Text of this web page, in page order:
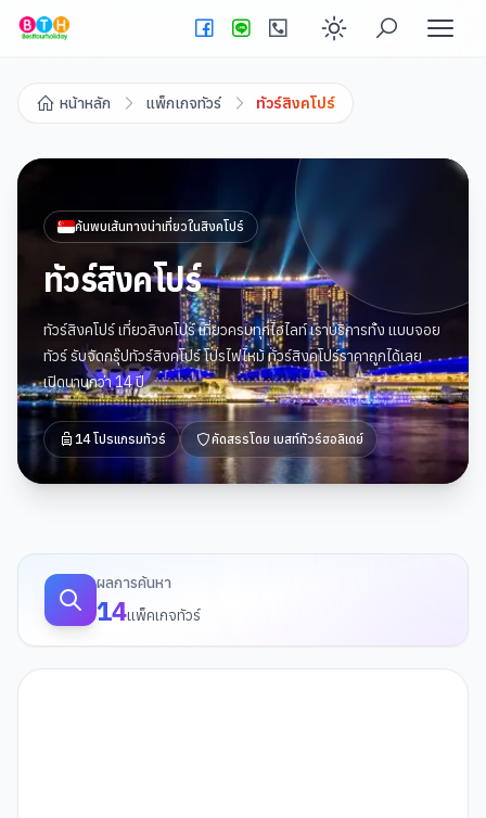
Enable dark
หน้าหลัก แพ็กเกจทัวร์ ทัวร์สิงคโปร์
ค้นพบเส้นทางน่าเที่ยวในสิงคโปร์
ทัวร์สิงคโปร์
ทัวร์สิงคโปร์ เที่ยวสิงคโปร์ เที่ยวครบทุกไฮไลท์ เราบริการทั้ง แบบจอย
ทัวร์ รับจัดกรุ๊ปทัวร์สิงคโปร์ โปรไฟไหม้ ทัวร์สิงคโปร์ราคาถูกได้เลย
เปิดนานกว่า 14 ปี
14โปรแกรมทัวร์ คัดสรรโดย เบสท์ทัวร์ฮอลิเดย์
ผลการค้นหา
14แพ็คเกจทัวร์